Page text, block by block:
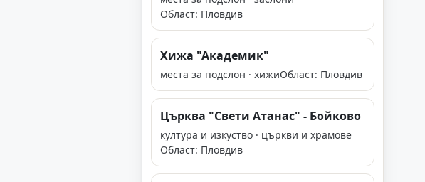
Област: Пловдив
Хижа "Академик"
места за подслон · хижиОбласт: Пловдив
Църква "Свети Атанас" - Бойково
култура и изкуство · църкви и храмове
Област: Пловдив